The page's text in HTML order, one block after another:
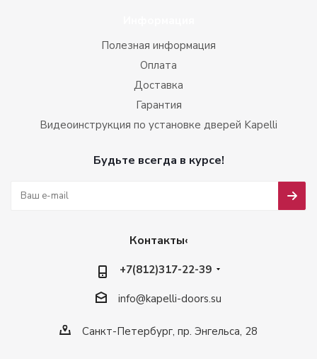
Полезная информация
Оплата
Доставка
Гарантия
Видеоинструкция по установке дверей Kapelli
Будьте всегда в курсе!
Контакты‹
+7(812)317-22-39
info@kapelli-doors.su
Санкт-Петербург, пр. Энгельса, 28